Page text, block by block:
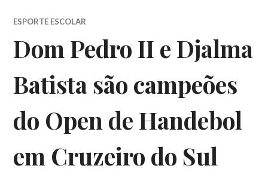
ESPORTE ESCOLAR
Dom Pedro II e Djalma
Batista são campeões
do Open de Handebol
em Cruzeiro do Sul